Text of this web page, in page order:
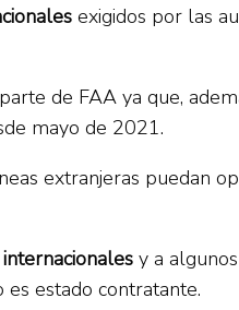
exigidos por las
de FAA ya que,
mayo de 2021.
extranjeras puedan
y a
estado contratante.